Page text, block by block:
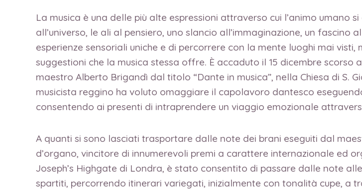
La musica è una delle più alte espressioni attraverso cui l’animo umano si
all’universo, le ali al pensiero, uno slancio all’immaginazione, un fascino
esperienze sensoriali uniche e di percorrere con la mente luoghi mai
suggestioni che la musica stessa offre. È accaduto il 15 dicembre
maestro Alberto Brigandì dal titolo “Dante in musica”, nella Chiesa di S.
musicista reggino ha voluto omaggiare il capolavoro dantesco
consentendo ai presenti di intraprendere un viaggio emozionale
A quanti si sono lasciati trasportare dalle note dei brani eseguiti dal
d’organo, vincitore di innumerevoli premi a carattere internazionale ed
Joseph’s Highgate di Londra, è stato consentito di passare dalle note
spartiti, percorrendo itinerari variegati, inizialmente con tonalità cupe, a